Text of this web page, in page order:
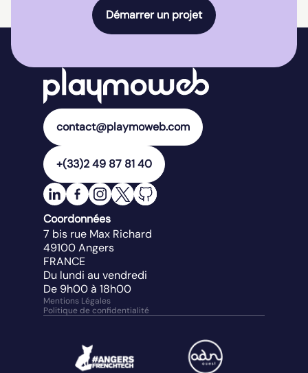
Démarrer un projet
contact@playmoweb.com
+(33)2 49 87 81 40
Coordonnées
7 bis rue Max Richard
49100Angers
FRANCE
Du lundi au vendredi
De 9h00 à 18h00
Mentions Légales
Politique de confidentialité